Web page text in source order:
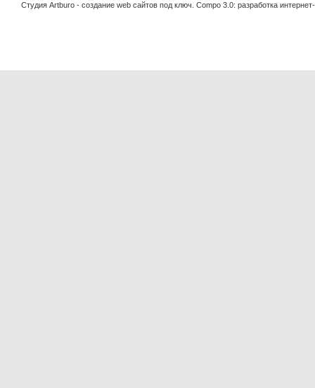
Студия Artburo - cоздание web сайтов под ключ . Compo 3.0: разработка